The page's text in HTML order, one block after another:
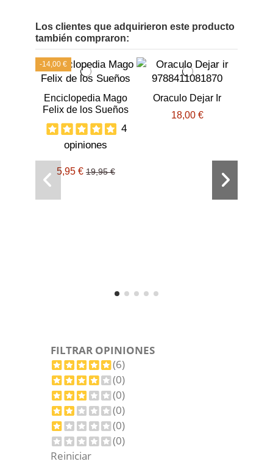
Los clientes que adquirieron este producto
también compraron:
-14,00 €
Enciclopedia Mago
Felix de los Sueños
4
opiniones
5,95 € 19,95 €
Oraculo Dejar Ir
18,00 €
FILTRAR OPINIONES
(6)
(0)
(0)
(0)
(0)
(0)
Reiniciar